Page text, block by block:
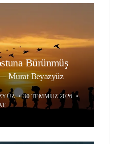
Bürünmüş
Murat Beyazyüz
• 30 TEMMUZ 2026 •